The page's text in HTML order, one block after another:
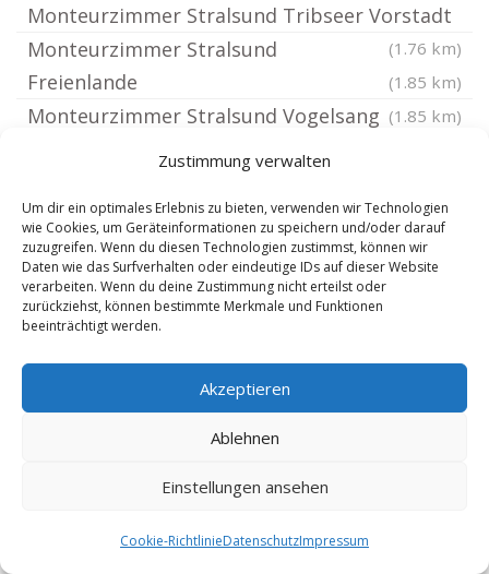
Zustimmung verwalten
Um dir ein optimales Erlebnis zu bieten, verwenden wir Technologien
wie Cookies, um Geräteinformationen zu speichern und/oder darauf
zuzugreifen. Wenn du diesen Technologien zustimmst, können wir
Daten wie das Surfverhalten oder eindeutige IDs auf dieser Website
verarbeiten. Wenn du deine Zustimmung nicht erteilst oder
zurückziehst, können bestimmte Merkmale und Funktionen
beeinträchtigt werden.
Akzeptieren
Ablehnen
Einstellungen ansehen
Cookie-RichtlinieDatenschutzImpressum
Monteurzimmer Stralsund Tribseer Vorstadt
(1.76 km)
Monteurzimmer Stralsund
Freienlande
(1.85 km)
Monteurzimmer Stralsund Vogelsang (1.85 km)
Monteurzimmer Altefähr
Viermorgen
(2.3 km)
Monteurzimmer Stralsund Knieperteich
Monteurzimmer Stralsund
Schrammsche Mühle
Monteurzimmer Stralsund Knieper
West
(2.4 km)
Monteurzimmer Lüssow bei Stralsund
Monteurzimmer Stralsund Knieper Nord